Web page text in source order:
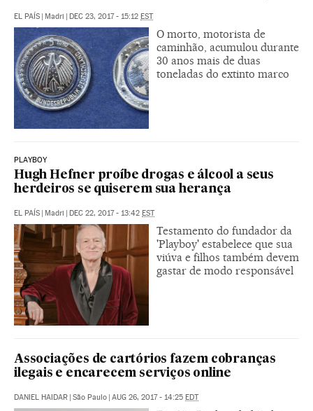
EL PAÍS Madri DEC 23, 2017 - 15:12 EST
O morto, motorista de
caminhão, acumulou durante
30 anos mais de duas
toneladas do extinto marco
PLAYBOY
Hugh Hefner proíbe drogas e álcool a seus
herdeiros se quiserem sua herança
EL PAÍS Madri DEC 22, 2017 - 13:42 EST
Testamento do fundador da
'Playboy' estabelece que sua
viúva e filhos também devem
gastar de modo responsável
Associações de cartórios fazem cobranças
ilegais e encarecem serviços online
DANIEL HAIDAR | São Paulo | AUG 26, 2017 - 14:25 EDT